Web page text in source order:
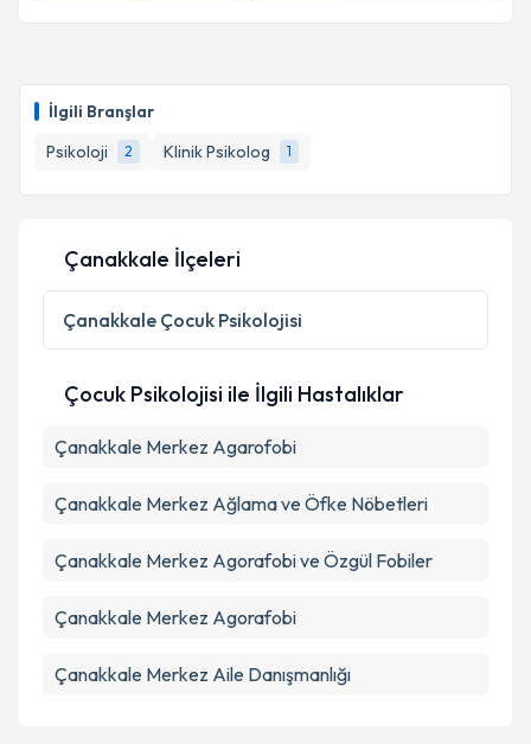
İlgili Branşlar
Psikoloji
2 Klinik Psikolog 1
Çanakkale İlçeleri
Çanakkale Çocuk Psikolojisi
Çocuk Psikolojisi ile İlgili Hastalıklar
Çanakkale Merkez Agarofobi
Çanakkale Merkez Ağlama ve Öfke Nöbetleri
Çanakkale Merkez Agorafobi ve Özgül Fobiler
Çanakkale Merkez Agorafobi
Çanakkale Merkez Aile Danışmanlığı